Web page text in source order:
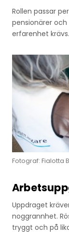
Rollen passar
pensionärer
erfarenhet krävs.
Fotograf: Fialotta
Uppdraget
noggrannhet.
tryggt och på